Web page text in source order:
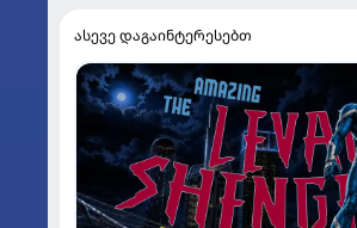
ასევე დაგაინტერესებთ